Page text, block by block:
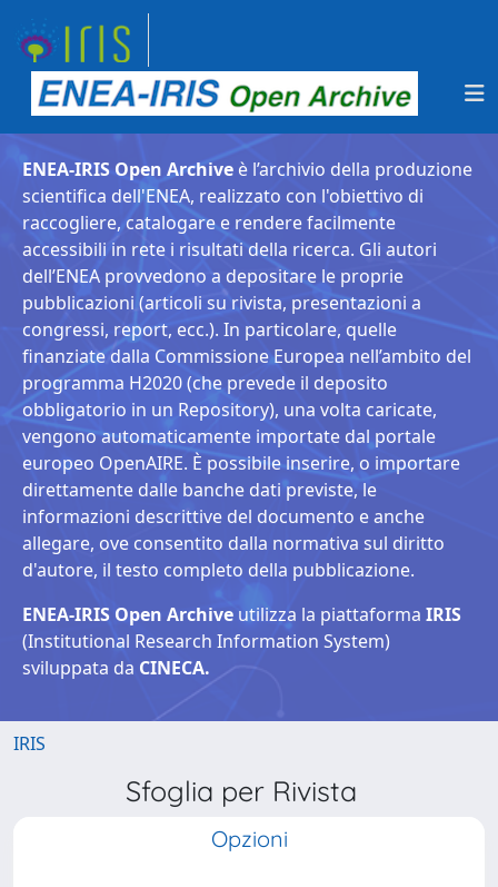
ENEA-IRIS Open Archive è l’archivio della produzione
scientifica dell'ENEA, realizzato con l'obiettivo di
raccogliere, catalogare e rendere facilmente
accessibili in rete i risultati della ricerca. Gli autori
dell’ENEA provvedono a depositare le proprie
pubblicazioni (articoli su rivista, presentazioni a
congressi, report, ecc.). In particolare, quelle
finanziate dalla Commissione Europea nell’ambito del
programma H2020 (che prevede il deposito
obbligatorio in un Repository), una volta caricate,
vengono automaticamente importate dal portale
europeo OpenAIRE. È possibile inserire, o importare
direttamente dalle banche dati previste, le
informazioni descrittive del documento e anche
allegare, ove consentito dalla normativa sul diritto
d'autore, il testo completo della pubblicazione.
ENEA-IRIS Open Archive utilizza la piattaforma IRIS
(Institutional Research Information System)
sviluppata da CINECA.
IRIS
Sfoglia per Rivista
Opzioni